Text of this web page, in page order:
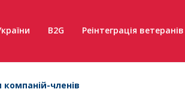
B2G Реінтеграція ветеранів
членів